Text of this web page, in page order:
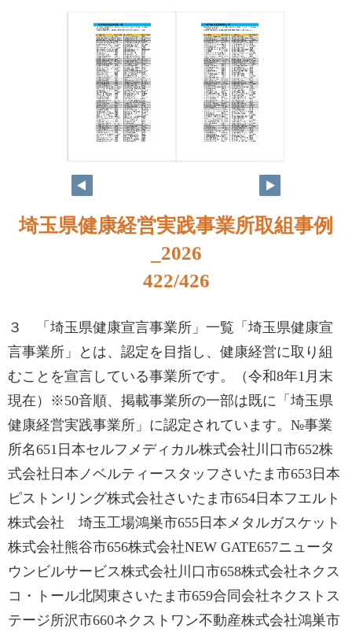
埼玉県健康経営実践事業所取組事例
_2026
422/426
３ 「埼玉県健康宣言事業所」一覧「埼玉県健康宣
言事業所」とは、認定を目指し、健康経営に取り組
むことを宣言している事業所です。（令和8年1月末
現在）※50音順、掲載事業所の一部は既に「埼玉県
健康経営実践事業所」に認定されています。№事業
所名651日本セルフメディカル株式会社川口市652株
式会社日本ノベルティースタッフさいたま市653日本
ピストンリング株式会社さいたま市654日本フエルト
株式会社 埼玉工場鴻巣市655日本メタルガスケット
株式会社熊谷市656株式会社NEW GATE657ニュータ
ウンビルサービス株式会社川口市658株式会社ネクス
コ・トール北関東さいたま市659合同会社ネクストス
テージ所沢市660ネクストワン不動産株式会社鴻巣市